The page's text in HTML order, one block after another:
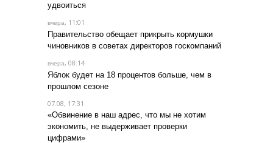
удвоиться
вчера, 11:01
Правительство обещает прикрыть кормушки
чиновников в советах директоров госкомпаний
вчера, 08:14
Яблок будет на 18 процентов больше, чем в
прошлом сезоне
07.08, 17:31
«Обвинение в наш адрес, что мы не хотим
экономить, не выдерживает проверки
цифрами»